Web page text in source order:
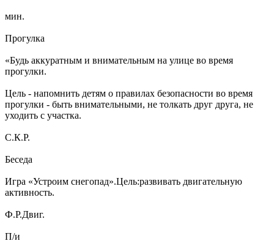
мин.
Прогулка
«Будь аккуратным и внимательным на улице во время
прогулки.
Цель - напомнить детям о правилах безопасности во время
прогулки - быть внимательными, не толкать друг друга, не
уходить с участка.
С.К.Р.
Беседа
Игра «Устроим снегопад».Цель:развивать двигательную
активность.
Ф.Р.Двиг.
П/и